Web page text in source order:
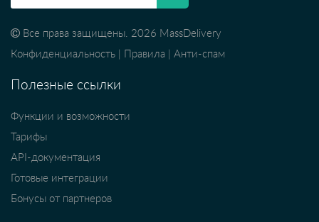
Все права защищены. 2026 MassDelivery
Конфиденциальность
Правила Анти-спам
Полезные ссылки
Функции и возможности
Тарифы
API-документация
Готовые интеграции
Бонусы от партнеров